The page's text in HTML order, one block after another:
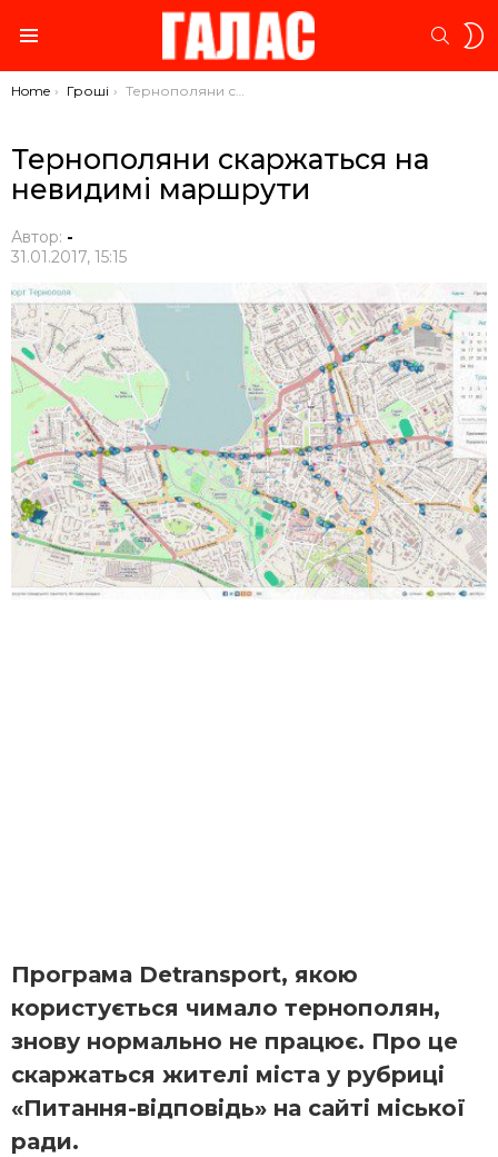
You are here:
Home Гроші Тернополяни скаржаться на невидимі маршрути
Тернополяни скаржаться на
невидимі маршрути
Автор: -
31.01.2017, 15:15
Програма Detransport, якою
користується чимало тернополян,
знову нормально не працює. Про це
скаржаться жителі міста у рубриці
«Питання-відповідь» на сайті міської
ради.